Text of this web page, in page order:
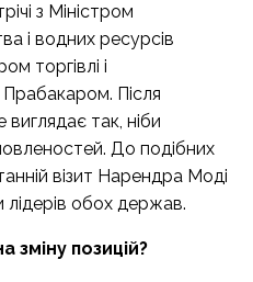
з Міністром
і водних ресурсів
торгівлі і
Після
так, ніби
До подібних
візит Нарендра Моді
лідерів обох держав.
зміну позицій?